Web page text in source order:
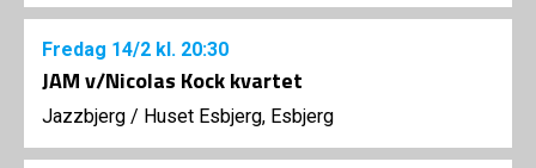
Fredag 14/2 kl. 20:30
JAM v/Nicolas Kock kvartet
Jazzbjerg / Huset Esbjerg, Esbjerg